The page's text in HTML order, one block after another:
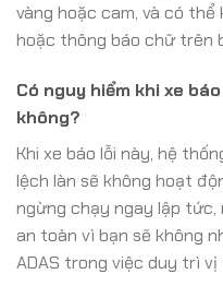
vàng hoặc cam, và có
hoặc thông báo chữ trên
Có nguy hiểm khi xe
không?
Khi xe báo lỗi này, hệ
lệch làn sẽ không hoạt
ngừng chạy ngay lập tức,
an toàn vì bạn sẽ không
ADAS trong việc duy trì